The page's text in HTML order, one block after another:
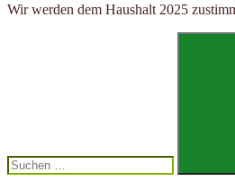
Wir werden dem Haushalt 2025